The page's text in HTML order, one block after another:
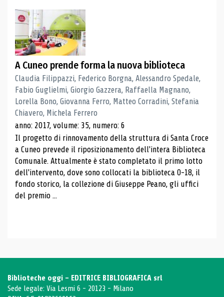
A Cuneo prende forma la nuova biblioteca
Claudia Filippazzi, Federico Borgna, Alessandro Spedale,
Fabio Guglielmi, Giorgio Gazzera, Raffaella Magnano,
Lorella Bono, Giovanna Ferro, Matteo Corradini, Stefania
Chiavero, Michela Ferrero
anno: 2017, volume: 35, numero: 6
Il progetto di rinnovamento della struttura di Santa Croce
a Cuneo prevede il riposizionamento dell'intera Biblioteca
Comunale. Attualmente è stato completato il primo lotto
dell'intervento, dove sono collocati la biblioteca 0-18, il
fondo storico, la collezione di Giuseppe Peano, gli uffici
del premio ...
Biblioteche oggi - EDITRICE BIBLIOGRAFICA srl
Sede legale: Via Lesmi 6 - 20123 - Milano